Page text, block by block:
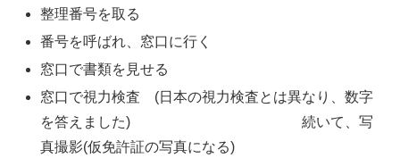
整理番号を取る
番号を呼ばれ、窓口に行く
窓口で書類を見せる
窓口で視力検査 (日本の視力検査とは異なり、数字
を答えました) 続いて、写
真撮影(仮免許証の写真になる)